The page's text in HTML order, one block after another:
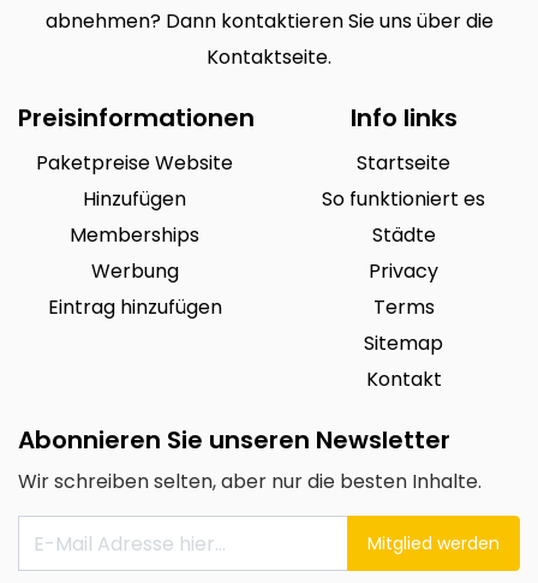
abnehmen? Dann kontaktieren Sie uns über die
Kontaktseite.
Preisinformationen
Paketpreise Website
Hinzufügen
Memberships
Werbung
Eintrag hinzufügen
Info links
Startseite
So funktioniert es
Städte
Privacy
Terms
Sitemap
Kontakt
Abonnieren Sie unseren Newsletter
Wir schreiben selten, aber nur die besten Inhalte.
Mitglied werden